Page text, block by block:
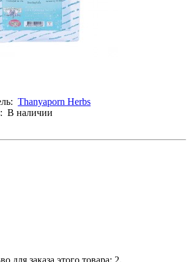
Thanyaporn Herbs
В наличии